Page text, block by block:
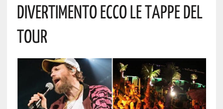
Divertimento Ecco Le Tappe Del
Tour